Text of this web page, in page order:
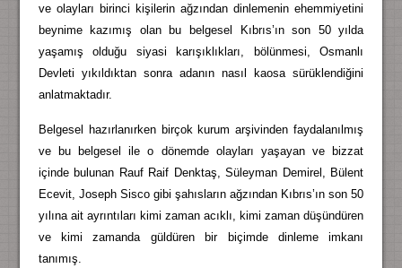
ve olayları birinci kişilerin ağzından dinlemenin ehemmiyetini
beynime kazımış olan bu belgesel Kıbrıs’ın son 50 yılda
yaşamış olduğu siyasi karışıklıkları, bölünmesi, Osmanlı
Devleti yıkıldıktan sonra adanın nasıl kaosa sürüklendiğini
anlatmaktadır.
Belgesel hazırlanırken birçok kurum arşivinden faydalanılmış
ve bu belgesel ile o dönemde olayları yaşayan ve bizzat
içinde bulunan Rauf Raif Denktaş, Süleyman Demirel, Bülent
Ecevit, Joseph Sisco gibi şahısların ağzından Kıbrıs’ın son 50
yılına ait ayrıntıları kimi zaman acıklı, kimi zaman düşündüren
ve kimi zamanda güldüren bir biçimde dinleme imkanı
tanımış.